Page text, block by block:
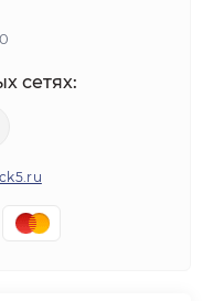
сетях: